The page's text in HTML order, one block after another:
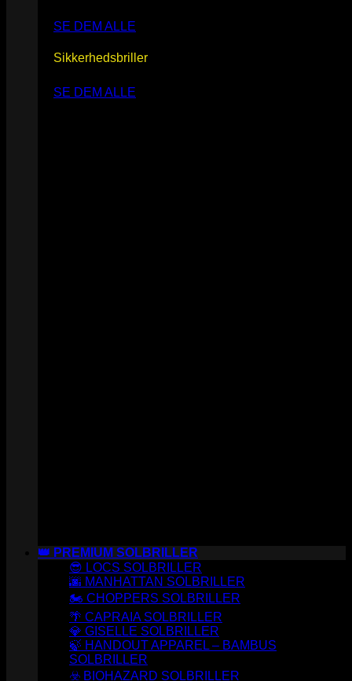
SE DEM ALLE
Sikkerhedsbriller
SE DEM ALLE
👑 PREMIUM SOLBRILLER
😎 LOCS SOLBRILLER
🌆 MANHATTAN SOLBRILLER
🏍️ CHOPPERS SOLBRILLER
🌴 CAPRAIA SOLBRILLER
💎 GISELLE SOLBRILLER
🍃 HANDOUT APPAREL – BAMBUS
SOLBRILLER
☣️ BIOHAZARD SOLBRILLER